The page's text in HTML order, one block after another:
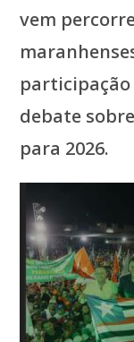
vem
debate
para 2026.